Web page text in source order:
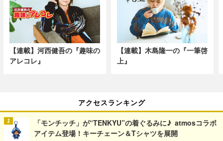
【連載】河西健吾の『趣味の
アレコレ』
【連載】木島隆一の『一筆啓
上』
アクセスランキング
「モンチッチ」が“TENKYU”の着ぐるみに♪ atmosコラボ
アイテム登場！キーチェーン＆Tシャツを展開